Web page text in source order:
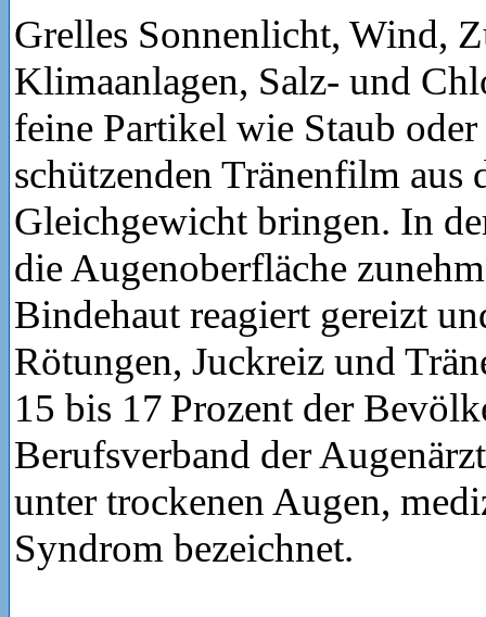
Grelles Sonnenlicht, Wind,
Klimaanlagen, Salz- und
feine Partikel wie Staub
schützenden Tränenfilm aus
Gleichgewicht bringen. In
die Augenoberfläche
Bindehaut reagiert gereizt
Rötungen, Juckreiz und
15 bis 17 Prozent der
Berufsverband der
unter trockenen Augen,
Syndrom bezeichnet.